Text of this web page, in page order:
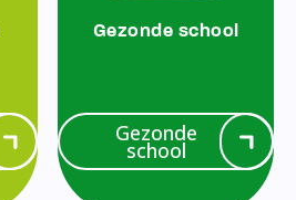
Gezonde school
Gezonde
school